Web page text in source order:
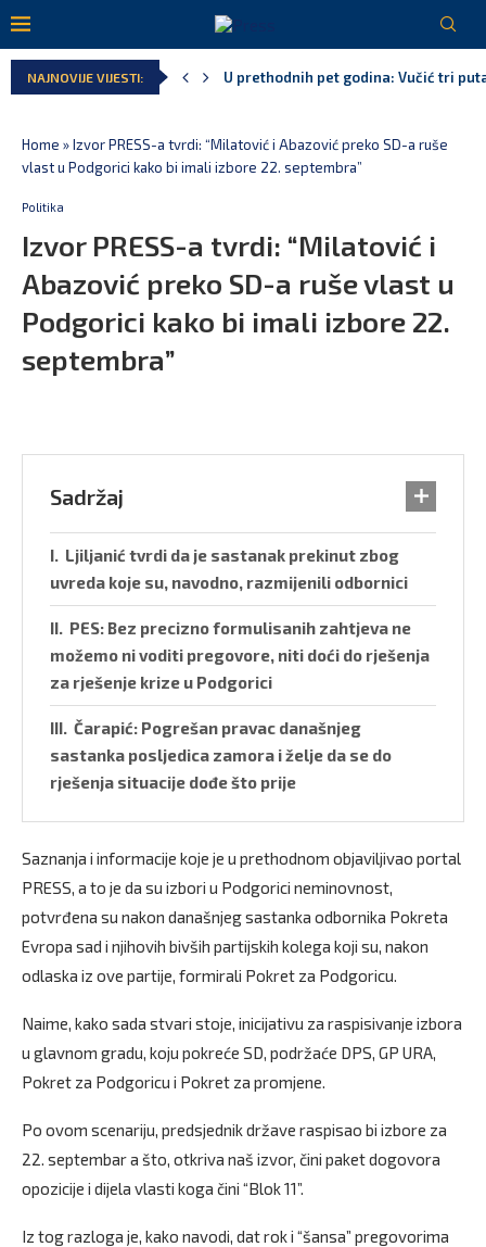
NAJNOVIJE VIJESTI:
U prethodnih pet godina: Vučić tri
Home »Izvor PRESS-a tvrdi: “Milatović i Abazović preko SD-a ruše
vlast u Podgorici kako bi imali izbore 22. septembra”
Politika
Izvor PRESS-a tvrdi: “Milatović i
Abazović preko SD-a ruše vlast u
Podgorici kako bi imali izbore 22.
septembra”
Sadržaj
Ljiljanić tvrdi da je sastanak prekinut zbog
uvreda koje su, navodno, razmijenili odbornici
PES: Bez precizno formulisanih zahtjeva ne
možemo ni voditi pregovore, niti doći do rješenja
za rješenje krize u Podgorici
Čarapić: Pogrešan pravac današnjeg
sastanka posljedica zamora i želje da se do
rješenja situacije dođe što prije
Saznanja i informacije koje je u prethodnom objaviljivao portal
PRESS, a to je da su izbori u Podgorici neminovnost,
potvrđena su nakon današnjeg sastanka odbornika Pokreta
Evropa sad i njihovih bivših partijskih kolega koji su, nakon
odlaska iz ove partije, formirali Pokret za Podgoricu.
Naime, kako sada stvari stoje, inicijativu za raspisivanje izbora
u glavnom gradu, koju pokreće SD, podržaće DPS, GP URA,
Pokret za Podgoricu i Pokret za promjene.
Po ovom scenariju, predsjednik države raspisao bi izbore za
22. septembar a što, otkriva naš izvor, čini paket dogovora
opozicije i dijela vlasti koga čini “Blok 11”.
Iz tog razloga je, kako navodi, dat rok i “šansa” pregovorima